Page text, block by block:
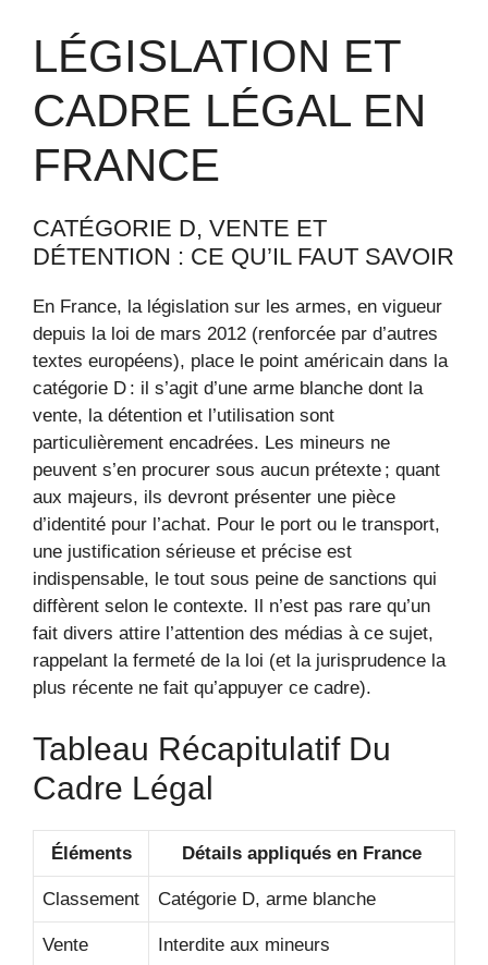
LÉGISLATION ET
CADRE LÉGAL EN
FRANCE
CATÉGORIE D, VENTE ET
DÉTENTION : CE QU’IL FAUT SAVOIR
En France, la législation sur les armes, en vigueur
depuis la loi de mars 2012 (renforcée par d’autres
textes européens), place le point américain dans la
catégorie D : il s’agit d’une arme blanche dont la
vente, la détention et l’utilisation sont
particulièrement encadrées. Les mineurs ne
peuvent s’en procurer sous aucun prétexte ; quant
aux majeurs, ils devront présenter une pièce
d’identité pour l’achat. Pour le port ou le transport,
une justification sérieuse et précise est
indispensable, le tout sous peine de sanctions qui
diffèrent selon le contexte. Il n’est pas rare qu’un
fait divers attire l’attention des médias à ce sujet,
rappelant la fermeté de la loi (et la jurisprudence la
plus récente ne fait qu’appuyer ce cadre).
Tableau Récapitulatif Du
Cadre Légal
Éléments Détails appliqués en France
Classement Catégorie D, arme blanche
Vente Interdite aux mineurs